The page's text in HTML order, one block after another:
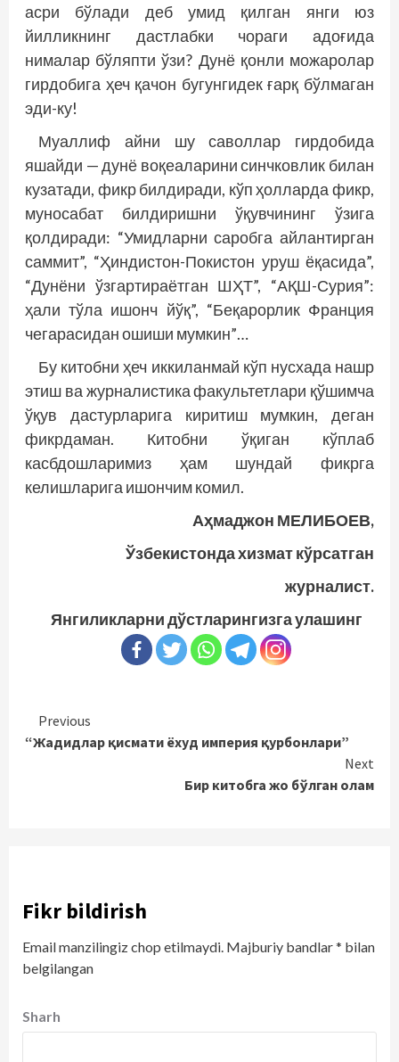
асри бўлади деб умид қилган янги юз
йилликнинг дастлабки чораги адоғида
нималар бўляпти ўзи? Дунё қонли можаролар
гирдобига ҳеч қачон бугунгидек ғарқ бўлмаган
эди-ку!
Муаллиф айни шу саволлар гирдобида
яшайди — дунё воқеаларини синчковлик билан
кузатади, фикр билдиради, кўп ҳолларда фикр,
муносабат билдиришни ўқувчининг ўзига
қолдиради: “Умидларни саробга айлантирган
саммит”, “Ҳиндистон-Покистон уруш ёқасида”,
“Дунёни ўзгартираётган ШҲТ”, “АҚШ-Сурия”:
ҳали тўла ишонч йўқ”, “Беқарорлик Франция
чегарасидан ошиши мумкин”…
Бу китобни ҳеч иккиланмай кўп нусхада нашр
этиш ва журналистика факультетлари қўшимча
ўқув дастурларига киритиш мумкин, деган
фикрдаман. Китобни ўқиган кўплаб
касбдошларимиз ҳам шундай фикрга
келишларига ишончим комил.
Аҳмаджон МЕЛИБОЕВ,
Ўзбекистонда хизмат кўрсатган
журналист.
Янгиликларни дўстларингизга улашинг
Continue
Reading
Previous
“Жадидлар қисмати ёхуд империя қурбонлари”
Next
Бир китобга жо бўлган олам
Fikr bildirish
Email manzilingiz chop etilmaydi. Majburiy bandlar* bilan
belgilangan
Sharh